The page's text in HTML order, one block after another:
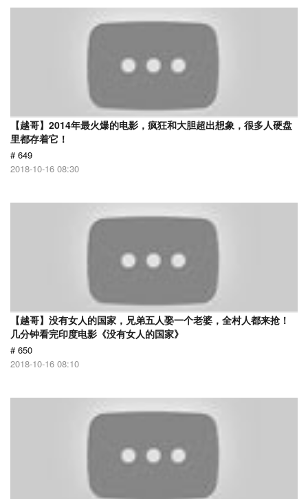
【越哥】2014年最火爆的电影，疯狂和大胆超出想象，很多人硬盘
里都存着它！
# 649
2018-10-16 08:30
【越哥】没有女人的国家，兄弟五人娶一个老婆，全村人都来抢！
几分钟看完印度电影《没有女人的国家》
# 650
2018-10-16 08:10